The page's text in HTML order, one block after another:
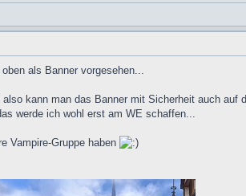
als Banner vorgesehen...
kann man das Banner mit Sicherheit auch auf
werde ich wohl erst am WE schaffen...
Vampire-Gruppe haben